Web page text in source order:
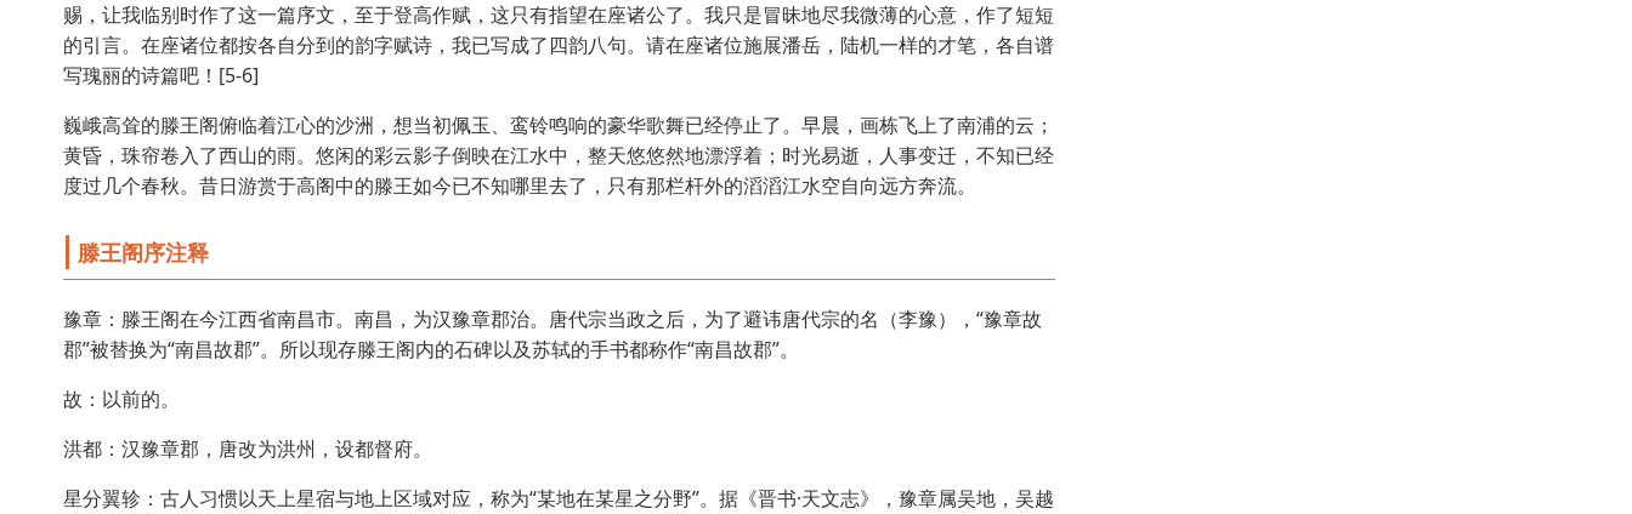
赐，让我临别时作了这一篇序文，至于登高作赋，这只有指望在座诸公了。我只是冒昧地尽我微薄的心意，作了短短
的引言。在座诸位都按各自分到的韵字赋诗，我已写成了四韵八句。请在座诸位施展潘岳，陆机一样的才笔，各自谱
写瑰丽的诗篇吧！[5-6]
巍峨高耸的滕王阁俯临着江心的沙洲，想当初佩玉、鸾铃鸣响的豪华歌舞已经停止了。早晨，画栋飞上了南浦的云；
黄昏，珠帘卷入了西山的雨。悠闲的彩云影子倒映在江水中，整天悠悠然地漂浮着；时光易逝，人事变迁，不知已经
度过几个春秋。昔日游赏于高阁中的滕王如今已不知哪里去了，只有那栏杆外的滔滔江水空自向远方奔流。
滕王阁序注释
豫章：滕王阁在今江西省南昌市。南昌，为汉豫章郡治。唐代宗当政之后，为了避讳唐代宗的名（李豫），“豫章故
郡”被替换为“南昌故郡”。所以现存滕王阁内的石碑以及苏轼的手书都称作“南昌故郡”。
故：以前的。
洪都：汉豫章郡，唐改为洪州，设都督府。
星分翼轸：古人习惯以天上星宿与地上区域对应，称为“某地在某星之分野”。据《晋书·天文志》，豫章属吴地，吴越